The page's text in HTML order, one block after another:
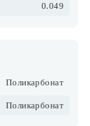
0.049
Поликарбонат
Поликарбонат